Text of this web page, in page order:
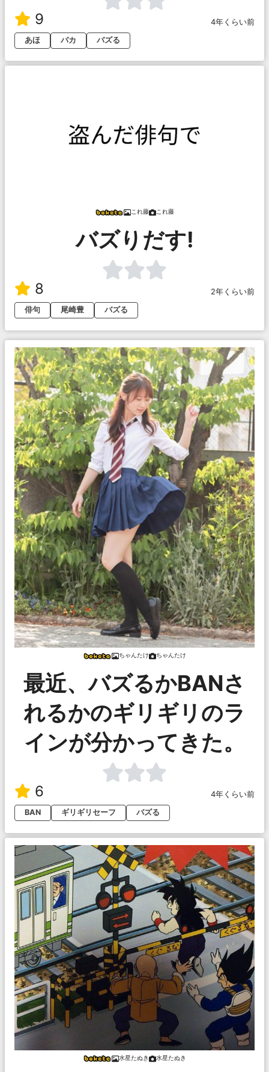
9
4年くらい前
あほ
バカ バズる
これ藤 これ藤
バズりだす!
8
2年くらい前
俳句
尾崎豊 バズる
ちゃんたけ ちゃんたけ
最近、バズるかBANさ
れるかのギリギリのラ
インが分かってきた。
6
4年くらい前
BAN
ギリギリセーフ バズる
水星たぬき 水星たぬき